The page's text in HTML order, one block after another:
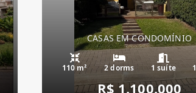
CASAS EM CONDOMÍNIO
110 m² 2 dorms 1 suíte
R$ 1.100.000